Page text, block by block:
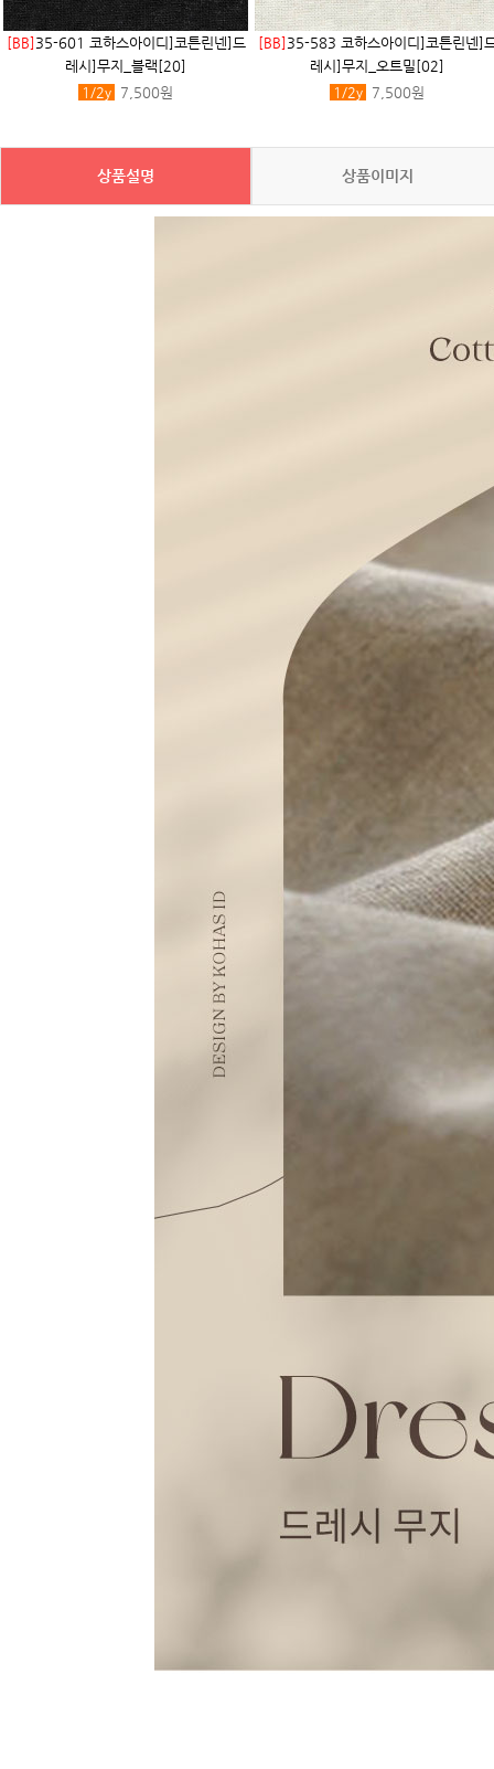
[BB] 35-601 코하스아이디]코튼린넨]드
레시]무지_블랙[20]
1/2y 7,500원
[BB] 35-583 코하스아이디]코튼린넨]
레시]무지_오트밀[02]
1/2y 7,500원
상품설명 상품이미지